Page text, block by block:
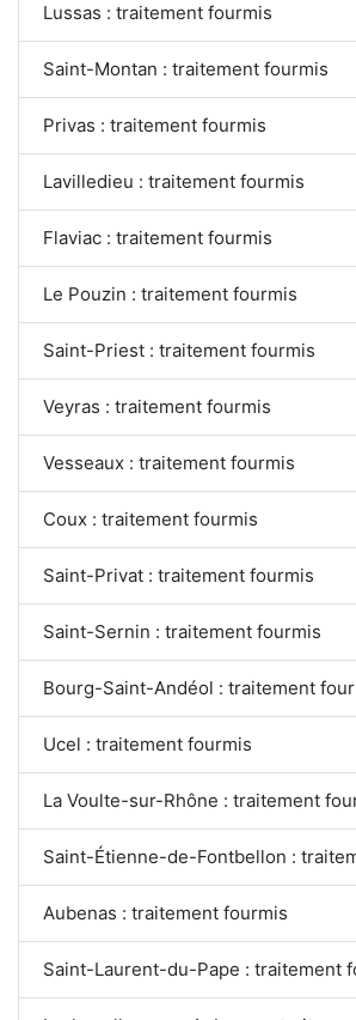
Lussas : traitement fourmis
Saint-Montan : traitement fourmis
Privas : traitement fourmis
Lavilledieu : traitement fourmis
Flaviac : traitement fourmis
Le Pouzin : traitement fourmis
Saint-Priest : traitement fourmis
Veyras : traitement fourmis
Vesseaux : traitement fourmis
Coux : traitement fourmis
Saint-Privat : traitement fourmis
Saint-Sernin : traitement fourmis
Bourg-Saint-Andéol : traitement
Ucel : traitement fourmis
La Voulte-sur-Rhône : traitement
Saint-Étienne-de-Fontbellon :
Aubenas : traitement fourmis
Saint-Laurent-du-Pape : traitement